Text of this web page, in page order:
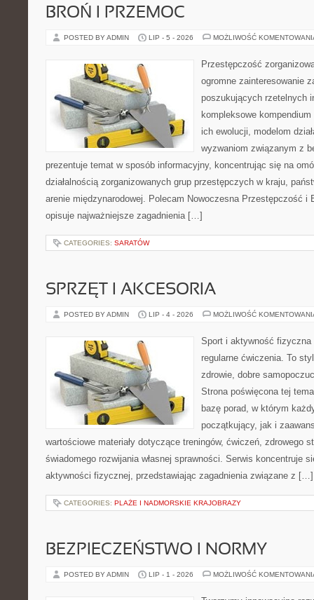
BROŃ I PRZEMOC
POSTED BY ADMIN LIP - 5 - 2026 MOŻLIWOŚĆ
Przestępczość
ogromne zainteresowanie
poszukujących rzetelnych
kompleksowe
ich ewolucji, modelom
wyzwaniom związanym z
prezentuje temat w sposób informacyjny, koncentrując się na
działalnością zorganizowanych grup przestępczych w kraju,
arenie międzynarodowej. Polecam Nowoczesna Przestępczość i
opisuje najważniejsze zagadnienia […]
CATEGORIES: SARATÓW
SPRZĘT I AKCESORIA
POSTED BY ADMIN LIP - 4 - 2026 MOŻLIWOŚĆ
Sport i aktywność
regularne ćwiczenia. To
zdrowie, dobre
Strona poświęcona tej
bazę porad, w którym
początkujący, jak i
wartościowe materiały dotyczące treningów, ćwiczeń, zdrowego
świadomego rozwijania własnej sprawności. Serwis koncentruje
aktywności fizycznej, przedstawiając zagadnienia związane z […]
CATEGORIES: PLAŻE I NADMORSKIE KRAJOBRAZY
BEZPIECZEŃSTWO I NORMY
POSTED BY ADMIN LIP - 1 - 2026 MOŻLIWOŚĆ